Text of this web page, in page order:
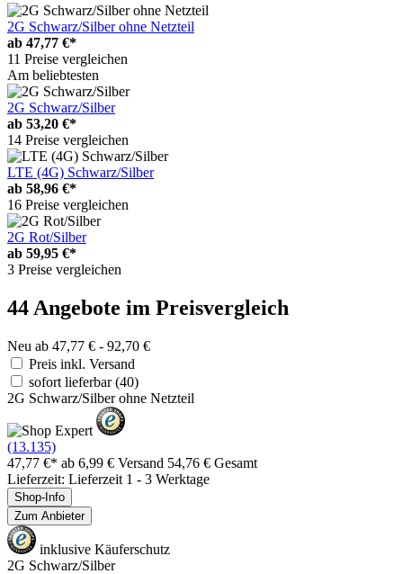
2G Schwarz/Silber ohne Netzteil
ab 47,77 €*
11 Preise vergleichen
Am beliebtesten
2G Schwarz/Silber
ab 53,20 €*
14 Preise vergleichen
LTE (4G) Schwarz/Silber
ab 58,96 €*
16 Preise vergleichen
2G Rot/Silber
ab 59,95 €*
3 Preise vergleichen
44 Angebote im Preisvergleich
Neu ab 47,77 € - 92,70 €
Preis inkl. Versand
sofort lieferbar(40)
2G Schwarz/Silber ohne Netzteil
(13.135)
47,77 €* ab 6,99 € Versand 54,76 € Gesamt
Lieferzeit: Lieferzeit 1 - 3 Werktage
Shop-Info
Zum Anbieter
inklusive Käuferschutz
2G Schwarz/Silber